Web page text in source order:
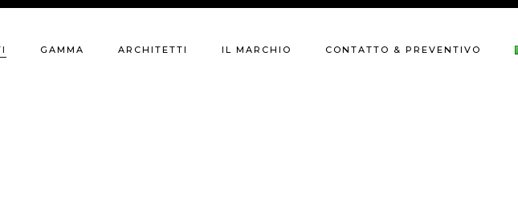
GAMMA ARCHITETTI IL MARCHIO CONTATTO & PREVENTIVO